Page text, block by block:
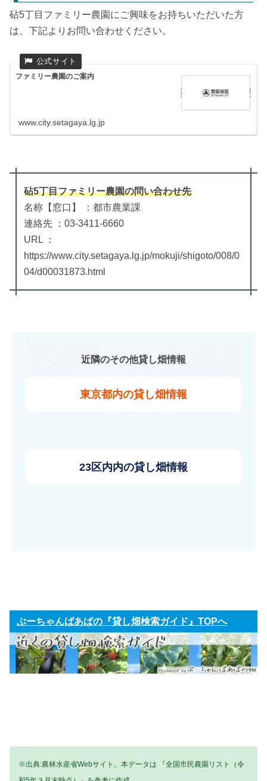
砧5丁目ファミリー農園にご興味をお持ちいただいた方
は、下記よりお問い合わせください。
ファミリー農園のご案内
www.city.setagaya.lg.jp
砧5丁目ファミリー農園の問い合わせ先
名称【窓口】 ：都市農業課
連絡先 ：03-3411-6660
URL ：
https://www.city.setagaya.lg.jp/mokuji/shigoto/008/0
04/d00031873.html
近隣のその他貸し畑情報
東京都内の貸し畑情報
23区内内の貸し畑情報
ぶーちゃんばあばの『貸し畑検索ガイド』TOPへ
※出典:農林水産省Webサイト。本データは 『全国市民農園リスト（令